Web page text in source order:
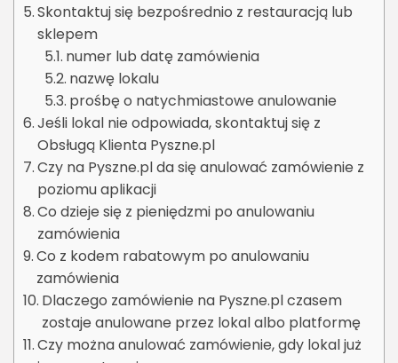
Skontaktuj się bezpośrednio z restauracją lub
sklepem
numer lub datę zamówienia
nazwę lokalu
prośbę o natychmiastowe anulowanie
Jeśli lokal nie odpowiada, skontaktuj się z
Obsługą Klienta Pyszne.pl
Czy na Pyszne.pl da się anulować zamówienie z
poziomu aplikacji
Co dzieje się z pieniędzmi po anulowaniu
zamówienia
Co z kodem rabatowym po anulowaniu
zamówienia
Dlaczego zamówienie na Pyszne.pl czasem
zostaje anulowane przez lokal albo platformę
Czy można anulować zamówienie, gdy lokal już